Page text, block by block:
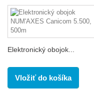
Elektronický obojok...
Vložiť do košíka